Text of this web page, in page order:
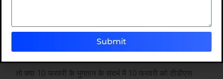
“समस्या तब उत्पन्न होती है जब भुगतान एक से अधिक स्थानों पर किया
जाता है। उदाहरण के लिए, यदि बयाना राशि का भुगतान 10 फरवरी
तो क्या 10 फरवरी के भुगतान के संदर्भ में 10 फरवरी को टीडीएस
Submit